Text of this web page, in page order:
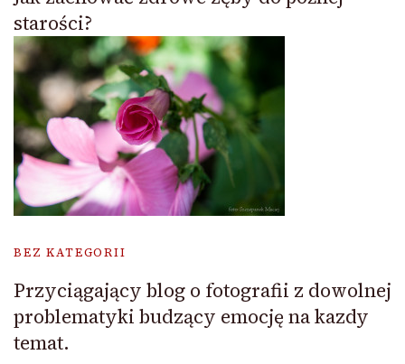
starości?
BEZ KATEGORII
Przyciągający blog o fotografii z dowolnej
problematyki budzący emocję na kazdy
temat.